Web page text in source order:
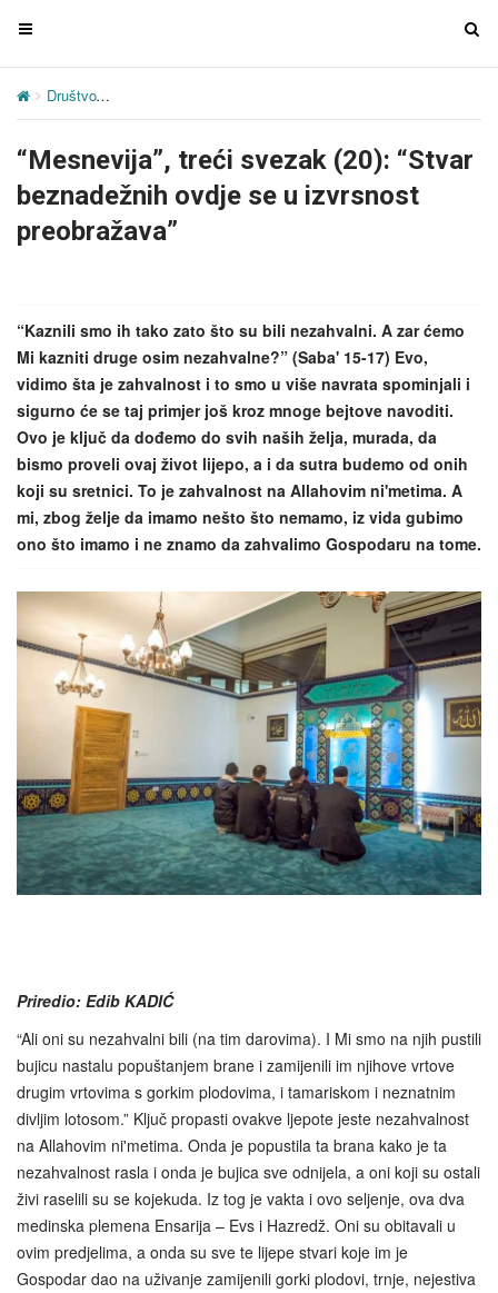
T
g
e
n
v
a
t
n
T
e
Društvo
“Mesnevija”, treći svezak (20): “Stvar
beznadežnih ovdje se u izvrsnost
preobražava”
“Kaznili smo ih tako zato što su bili nezahvalni. A zar ćemo
Mi kazniti druge osim nezahvalne?” (Saba' 15-17) Evo,
vidimo šta je zahvalnost i to smo u više navrata spominjali i
sigurno će se taj primjer još kroz mnoge bejtove navoditi.
Ovo je ključ da dođemo do svih naših želja, murada, da
bismo proveli ovaj život lijepo, a i da sutra budemo od onih
koji su sretnici. To je zahvalnost na Allahovim ni'metima. A
mi, zbog želje da imamo nešto što nemamo, iz vida gubimo
ono što imamo i ne znamo da zahvalimo Gospodaru na tome.
Priredio: Edib KADIĆ
“Ali oni su nezahvalni bili (na tim darovima). I Mi smo na njih pustili
bujicu nastalu popuštanjem brane i zamijenili im njihove vrtove
drugim vrtovima s gorkim plodovima, i tamariskom i neznatnim
divljim lotosom.” Ključ propasti ovakve ljepote jeste nezahvalnost
na Allahovim ni'metima. Onda je popustila ta brana kako je ta
nezahvalnost rasla i onda je bujica sve odnijela, a oni koji su ostali
živi raselili su se kojekuda. Iz tog je vakta i ovo seljenje, ova dva
medinska plemena Ensarija – Evs i Hazredž. Oni su obitavali u
ovim predjelima, a onda su sve te lijepe stvari koje im je
Gospodar dao na uživanje zamijenili gorki plodovi, trnje, nejestiva